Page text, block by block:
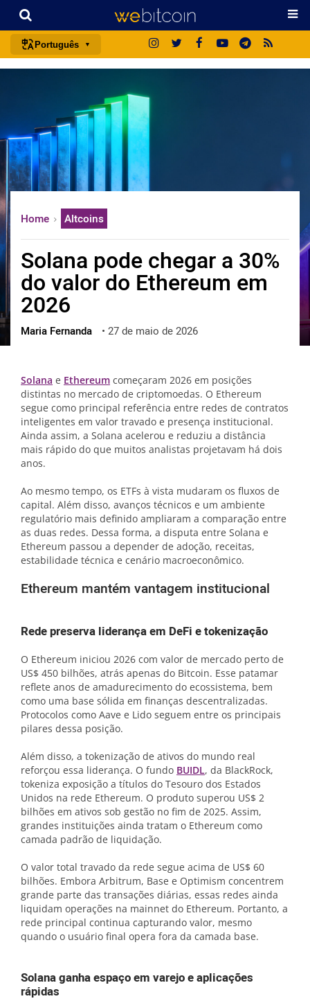
Português
español
français
italiano
deutsch
中文
한국어
العربية
ไทย
ქართული
Home Altcoins
Solana pode chegar a 30%
do valor do Ethereum em
2026
Maria Fernanda • 27 de maio de 2026
Solana e Ethereum começaram 2026 em posições
distintas no mercado de criptomoedas. O Ethereum
segue como principal referência entre redes de contratos
inteligentes em valor travado e presença institucional.
Ainda assim, a Solana acelerou e reduziu a distância
mais rápido do que muitos analistas projetavam há dois
anos.
Ao mesmo tempo, os ETFs à vista mudaram os fluxos de
capital. Além disso, avanços técnicos e um ambiente
regulatório mais definido ampliaram a comparação entre
as duas redes. Dessa forma, a disputa entre Solana e
Ethereum passou a depender de adoção, receitas,
estabilidade técnica e cenário macroeconômico.
Ethereum mantém vantagem institucional
Rede preserva liderança em DeFi e tokenização
O Ethereum iniciou 2026 com valor de mercado perto de
US$ 450 bilhões, atrás apenas do Bitcoin. Esse patamar
reflete anos de amadurecimento do ecossistema, bem
como uma base sólida em finanças descentralizadas.
Protocolos como Aave e Lido seguem entre os principais
pilares dessa posição.
Além disso, a tokenização de ativos do mundo real
reforçou essa liderança. O fundo BUIDL, da BlackRock,
tokeniza exposição a títulos do Tesouro dos Estados
Unidos na rede Ethereum. O produto superou US$ 2
bilhões em ativos sob gestão no fim de 2025. Assim,
grandes instituições ainda tratam o Ethereum como
camada padrão de liquidação.
O valor total travado da rede segue acima de US$ 60
bilhões. Embora Arbitrum, Base e Optimism concentrem
grande parte das transações diárias, essas redes ainda
liquidam operações na mainnet do Ethereum. Portanto, a
rede principal continua capturando valor, mesmo
quando o usuário final opera fora da camada base.
Solana ganha espaço em varejo e aplicações
rápidas